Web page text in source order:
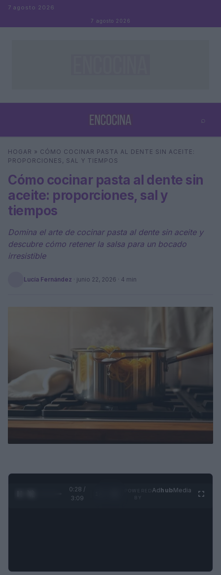
Saltar al contenido
7 agosto 2026
7 agosto 2026
⌕
Buscar ⌕
HOGAR » CÓMO COCINAR PASTA AL DENTE SIN ACEITE:
PROPORCIONES, SAL Y TIEMPOS
Cómo cocinar pasta al dente sin
aceite: proporciones, sal y
tiempos
Domina el arte de cocinar pasta al dente sin aceite y
descubre cómo retener la salsa para un bocado
irresistible
Lucía Fernández · junio 22, 2026 · 4 min
0:29 /
3:09
AdhubMedia